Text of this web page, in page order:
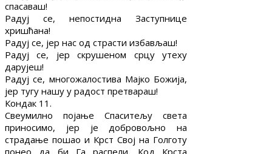
спасаваш!
Радуј се, непостидна Заступнице
хришћана!
Радуј се, јер нас од страсти избављаш!
Радуј се, јер скрушеном срцу утеху
дарујеш!
Радуј се, многожалостива Мајко Божија,
јер тугу нашу у радост претвараш!
Кондак 11.
Свеумилно појање Спаситељу света
приносимо, јер је добровољно на
страдање пошао и Крст Свој на Голготу
понео да би Га распели. Код Крста